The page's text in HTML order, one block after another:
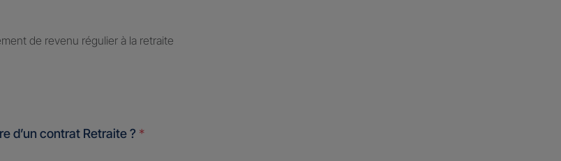
de revenu régulier à la retraite
d’un contrat Retraite ? *